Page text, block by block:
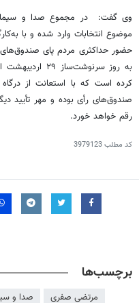
موضوع انتخابات وارد شده و با
حضور حداکثری مردم پای
کرده است که با استعانت از
صندوق‌های رأی بوده و مهر تأیید
رقم خواهد خورد.
کد مطلب3979123
برچسب‌ها
مرتضی صفری صدا و